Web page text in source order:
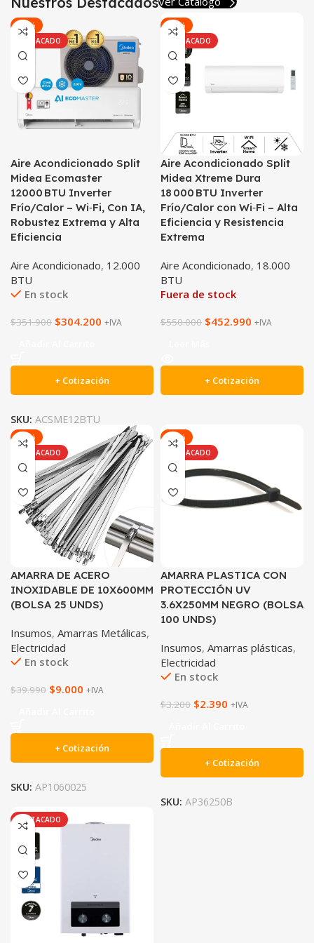
Ver Más
-14%
DESTACADO
Aire Acondicionado Split
Midea Ecomaster
12000 BTU Inverter
Frío/Calor – Wi‑Fi, Con IA,
Robustez Extrema y Alta
Eficiencia
Aire Acondicionado, 12.000
BTU
En stock
$351.900 $304.200 +IVA
+ Cotización
SKU: ACSME12BTU
-18%
DESTACADO
Aire Acondicionado Split
Midea Xtreme Dura
18 000 BTU Inverter
Frío/Calor con Wi‑Fi – Alta
Eficiencia y Resistencia
Extrema
Aire Acondicionado, 18.000
BTU
Fuera de stock
$550.000 $452.990 +IVA
+ Cotización
-77%
DESTACADO
AMARRA DE ACERO
INOXIDABLE DE 10X600MM
(BOLSA 25 UNDS)
Insumos, Amarras Metálicas,
Electricidad
En stock
$39.990 $9.000 +IVA
+ Cotización
SKU: AP1060025
-25%
DESTACADO
AMARRA PLASTICA CON
PROTECCIÓN UV
3.6X250MM NEGRO (BOLSA
100 UNDS)
Insumos, Amarras plásticas,
Electricidad
En stock
$3.200 $2.390 +IVA
+ Cotización
SKU: AP36250B
DESTACADO